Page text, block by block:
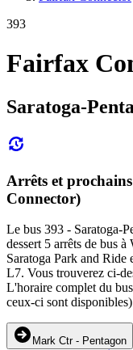
393
Fairfax
Saratoga-
Arrêts et
Connector)
Le bus 393 - Saratoga-
dessert 5 arrêts de bus
Saratoga Park and Ride
L7. Vous trouverez ci-
L'horaire complet du
ceux-ci sont disponibles)
Mark Ctr - Pentagon